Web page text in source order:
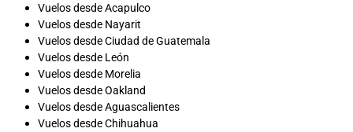
Vuelos desde Acapulco
Vuelos desde Nayarit
Vuelos desde Ciudad de Guatemala
Vuelos desde León
Vuelos desde Morelia
Vuelos desde Oakland
Vuelos desde Aguascalientes
Vuelos desde Chihuahua